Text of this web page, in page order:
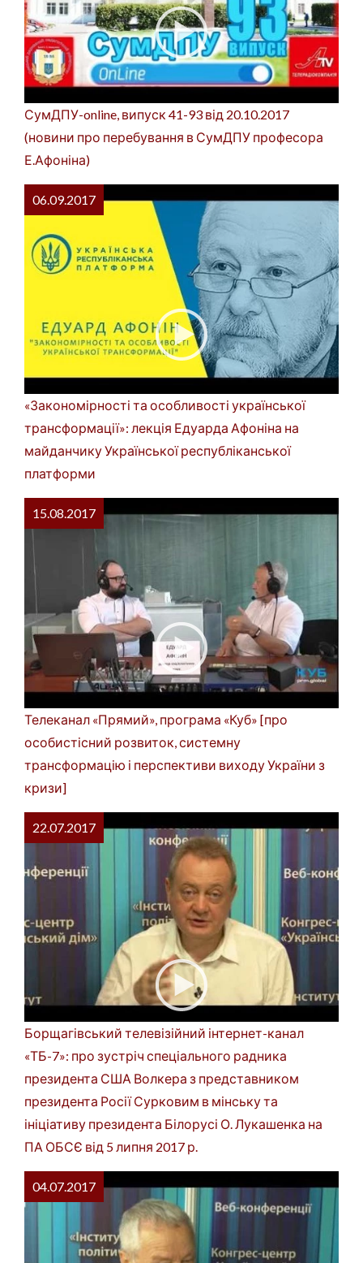
СумДПУ-online, випуск 41-93 від 20.10.2017
(новини про перебування в СумДПУ професора
Е.Афоніна)
06.09.2017
«Закономірності та особливості української
трансформації»: лекція Едуарда Афоніна на
майданчику Української республіканської
платформи
15.08.2017
Телеканал «Прямий», програма «Куб» [про
особистісний розвиток, системну
трансформацію і перспективи виходу України з
кризи]
22.07.2017
Борщагівський телевізійний інтернет-канал
«ТБ-7»: про зустріч спеціального радника
президента США Волкера з представником
президента Росії Сурковим в мінську та
ініціативу президента Білорусі О. Лукашенка на
ПА ОБСЄ від 5 липня 2017 р.
04.07.2017